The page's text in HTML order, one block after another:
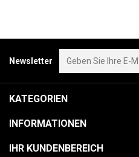
Newsletter
KATEGORIEN
INFORMATIONEN
IHR KUNDENBEREICH